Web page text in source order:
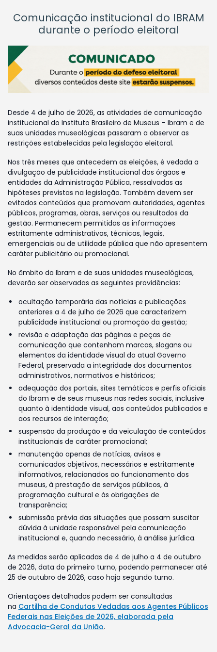
Comunicação institucional do IBRAM
durante o período eleitoral
Desde 4 de julho de 2026, as atividades de comunicação
institucional do Instituto Brasileiro de Museus – Ibram e de
suas unidades museológicas passaram a observar as
restrições estabelecidas pela legislação eleitoral.
Nos três meses que antecedem as eleições, é vedada a
divulgação de publicidade institucional dos órgãos e
entidades da Administração Pública, ressalvadas as
hipóteses previstas na legislação. Também devem ser
evitados conteúdos que promovam autoridades, agentes
públicos, programas, obras, serviços ou resultados da
gestão. Permanecem permitidas as informações
estritamente administrativas, técnicas, legais,
emergenciais ou de utilidade pública que não apresentem
caráter publicitário ou promocional.
No âmbito do Ibram e de suas unidades museológicas,
deverão ser observadas as seguintes providências:
ocultação temporária das notícias e publicações
anteriores a 4 de julho de 2026 que caracterizem
publicidade institucional ou promoção da gestão;
revisão e adaptação das páginas e peças de
comunicação que contenham marcas, slogans ou
elementos da identidade visual do atual Governo
Federal, preservada a integridade dos documentos
administrativos, normativos e históricos;
adequação dos portais, sites temáticos e perfis oficiais
do Ibram e de seus museus nas redes sociais, inclusive
quanto à identidade visual, aos conteúdos publicados e
aos recursos de interação;
suspensão da produção e da veiculação de conteúdos
institucionais de caráter promocional;
manutenção apenas de notícias, avisos e
comunicados objetivos, necessários e estritamente
informativos, relacionados ao funcionamento dos
museus, à prestação de serviços públicos, à
programação cultural e às obrigações de
transparência;
submissão prévia das situações que possam suscitar
dúvida à unidade responsável pela comunicação
institucional e, quando necessário, à análise jurídica.
As medidas serão aplicadas de 4 de julho a 4 de outubro
de 2026, data do primeiro turno, podendo permanecer até
25 de outubro de 2026, caso haja segundo turno.
Orientações detalhadas podem ser consultadas
na Cartilha de Condutas Vedadas aos Agentes Públicos
Federais nas Eleições de 2026, elaborada pela
Advocacia-Geral da União.